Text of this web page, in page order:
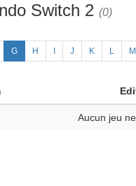
Switch 2 (0)
G H J K L M
Aucun jeu